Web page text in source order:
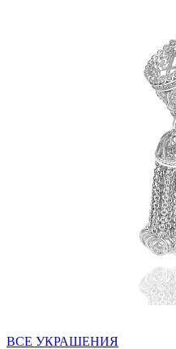
ВСЕ УКРАШЕНИЯ